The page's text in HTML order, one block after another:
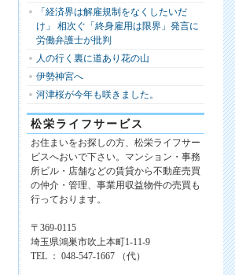
「経済界は解雇規制をなくしたいだ
け」 相次ぐ「終身雇用は限界」発言に
労働弁護士が批判
人の行く裏に道あり花の山
伊勢神宮へ
河津桜が今年も咲きました。
松栄ライフサービス
お住まいをお探しの方、松栄ライフサー
ビスへおいで下さい。マンション・事務
所ビル・店舗などの賃貸から不動産売買
の仲介・管理、事業用収益物件の売買も
行っております。
〒369-0115
埼玉県鴻巣市吹上本町1-11-9
TEL ： 048-547-1667 （代）